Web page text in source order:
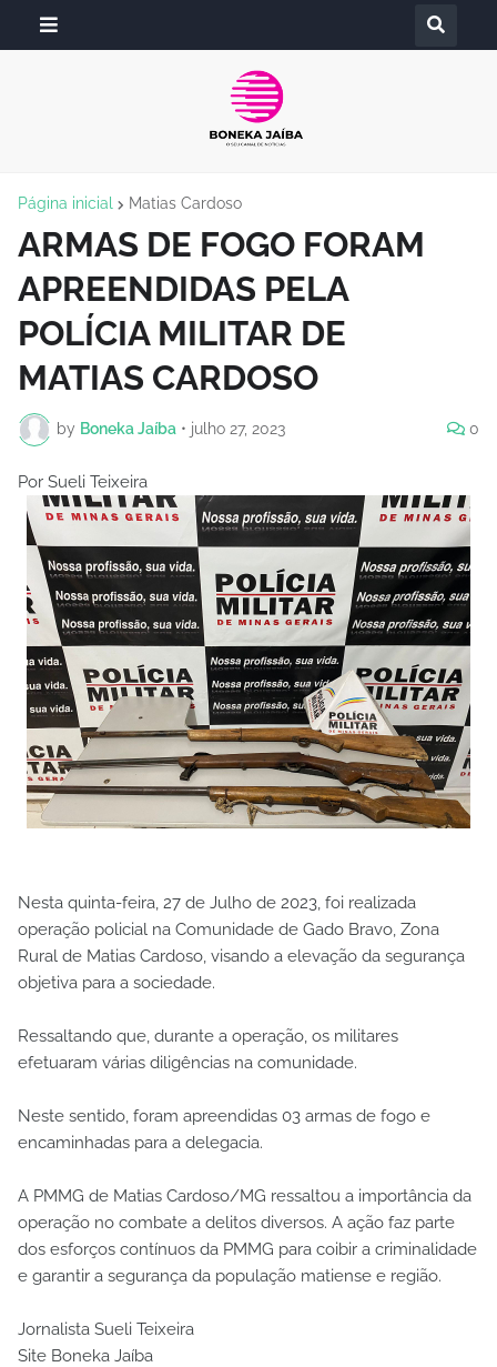
Página inicial Matias Cardoso
ARMAS DE FOGO FORAM
APREENDIDAS PELA
POLÍCIA MILITAR DE
MATIAS CARDOSO
by Boneka Jaíba • julho 27, 2023 0
Por Sueli Teixeira
Nesta quinta-feira, 27 de Julho de 2023, foi realizada
operação policial na Comunidade de Gado Bravo, Zona
Rural de Matias Cardoso, visando a elevação da segurança
objetiva para a sociedade.
Ressaltando que, durante a operação, os militares
efetuaram várias diligências na comunidade.
Neste sentido, foram apreendidas 03 armas de fogo e
encaminhadas para a delegacia.
A PMMG de Matias Cardoso/MG ressaltou a importância da
operação no combate a delitos diversos. A ação faz parte
dos esforços contínuos da PMMG para coibir a criminalidade
e garantir a segurança da população matiense e região.
Jornalista Sueli Teixeira
Site Boneka Jaíba